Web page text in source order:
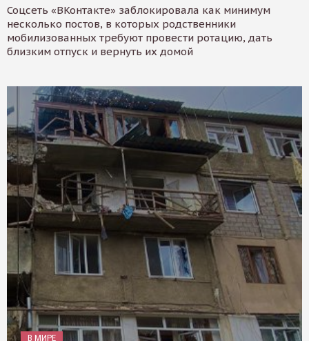
Соцсеть «ВКонтакте» заблокировала как минимум
несколько постов, в которых родственники
мобилизованных требуют провести ротацию, дать
близким отпуск и вернуть их домой
В МИРЕ